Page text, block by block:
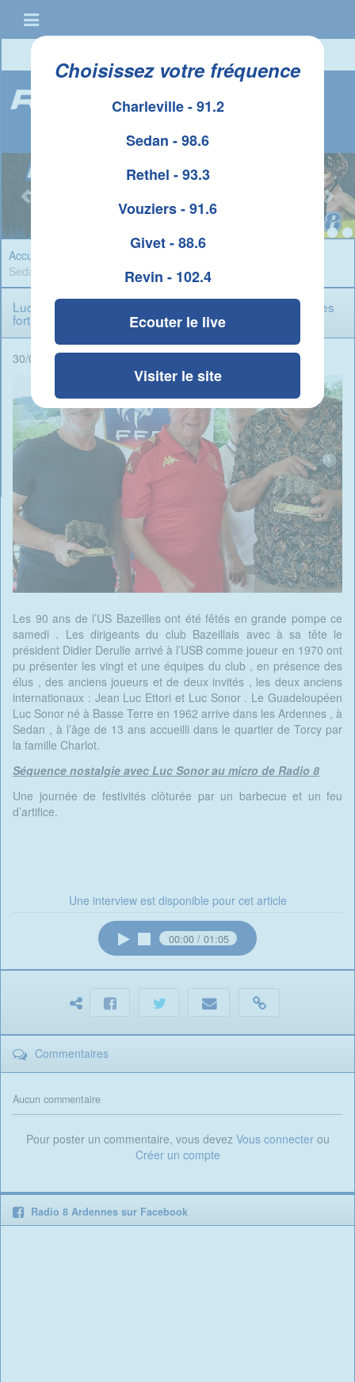
Choisissez votre fréquence
Charleville - 91.2
Sedan - 98.6
Rethel - 93.3
Vouziers - 91.6
Givet - 88.6
Revin - 102.4
Ecouter le live
Visiter le site
Accueil
Sedan et moi un lien très fort »
Luc Sonor aux 90 ans de l’USB « Sedan et moi un lien très
fort »
30/06/2025 - 06:53 -
Les 90 ans de l’US Bazeilles ont été fêtés en grande pompe ce
samedi . Les dirigeants du club Bazeillais avec à sa tête le
président Didier Derulle arrivé à l’USB comme joueur en 1970 ont
pu présenter les vingt et une équipes du club , en présence des
élus , des anciens joueurs et de deux invités , les deux anciens
internationaux : Jean Luc Ettori et Luc Sonor . Le Guadeloupéen
Luc Sonor né à Basse Terre en 1962 arrive dans les Ardennes , à
Sedan , à l’âge de 13 ans accueilli dans le quartier de Torcy par
la famille Charlot.
Séquence nostalgie avec Luc Sonor au micro de Radio 8
Une journée de festivités clôturée par un barbecue et un feu
d’artifice.
Une interview est disponible pour cet article
00:00 01:05
Commentaires
Aucun commentaire
Pour poster un commentaire, vous devez Vous connecterou
Créer un compte
Radio 8 Ardennes sur Facebook